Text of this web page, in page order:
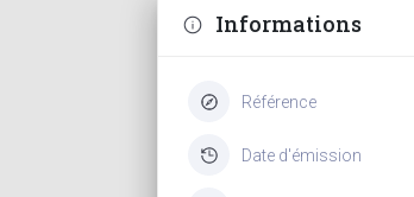
Informations
Référence
Date d'émission